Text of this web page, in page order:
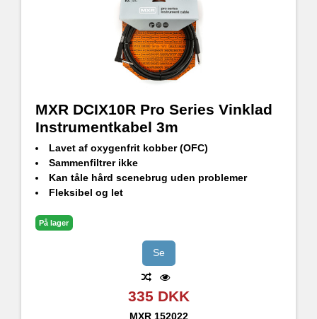
MXR DCIX10R Pro Series Vinklad
Instrumentkabel 3m
Lavet af oxygenfrit kobber (OFC)
Sammenfiltrer ikke
Kan tåle hård scenebrug uden problemer
Fleksibel og let
På lager
Se
335 DKK
MXR 152022